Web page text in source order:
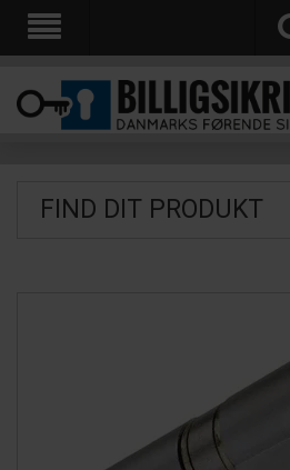
FIND DIT PRODUKT